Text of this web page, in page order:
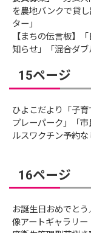
を農地バンクで貸
ター」
【まちの伝言板】
知らせ」「混合ダブ
15ページ
ひよこだより「子
プレーパーク」「
ルスワクチン予約
16ページ
お誕生日おめでと
像アートギャラリ